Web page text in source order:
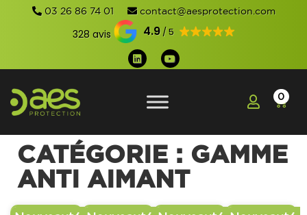
03 26 86 74 01 contact@aesprotection.com
328 avis 4.9
0
CATÉGORIE : GAMME
ANTI AIMANT